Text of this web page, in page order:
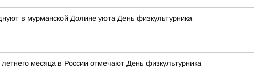
в мурманской Долине уюта День физкультурника
месяца в России отмечают День физкультурника